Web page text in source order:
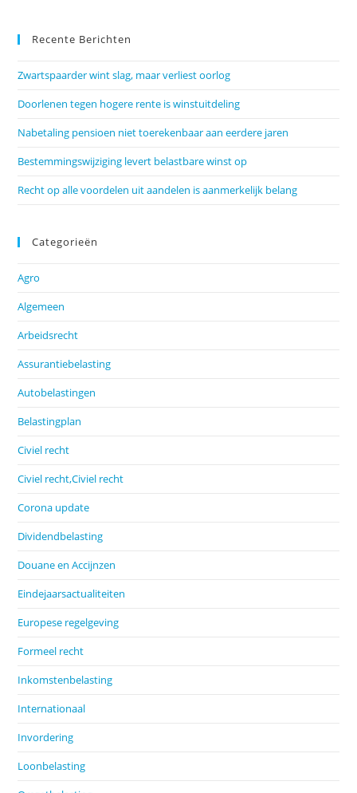
Recente Berichten
Zwartspaarder wint slag, maar verliest oorlog
Doorlenen tegen hogere rente is winstuitdeling
Nabetaling pensioen niet toerekenbaar aan eerdere jaren
Bestemmingswijziging levert belastbare winst op
Recht op alle voordelen uit aandelen is aanmerkelijk belang
Categorieën
Agro
Algemeen
Arbeidsrecht
Assurantiebelasting
Autobelastingen
Belastingplan
Civiel recht
Civiel recht,Civiel recht
Corona update
Dividendbelasting
Douane en Accijnzen
Eindejaarsactualiteiten
Europese regelgeving
Formeel recht
Inkomstenbelasting
Internationaal
Invordering
Loonbelasting